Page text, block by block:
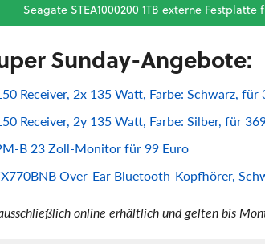
Seagate STEA1000200 1TB externe Festplatte
Sunday-Angebote:
Receiver, 2x 135 Watt, Farbe: Schwarz, für
Receiver, 2y 135 Watt, Farbe: Silber, für
B 23 Zoll-Monitor für 99 Euro
Over-Ear Bluetooth-Kopfhörer,
online erhältlich und gelten bis